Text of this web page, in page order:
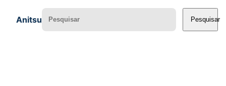
Anitsu Pesquisar